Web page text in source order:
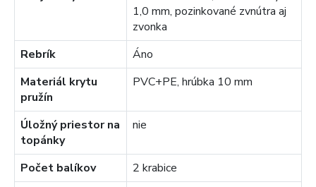
1,0 mm, pozinkované zvnútra aj
zvonka
Rebrík
Áno
Materiál krytu
pružín
PVC+PE, hrúbka 10 mm
Úložný priestor na
topánky
nie
Počet balíkov
2 krabice